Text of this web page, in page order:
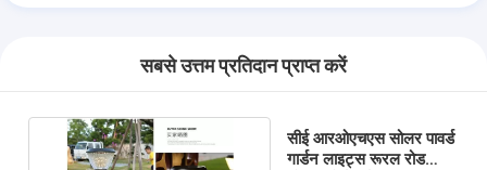
सबसे उत्तम प्रतिदान प्राप्त करें
सीई आरओएचएस सोलर पावर्ड
गार्डन लाइट्स रूरल रोड